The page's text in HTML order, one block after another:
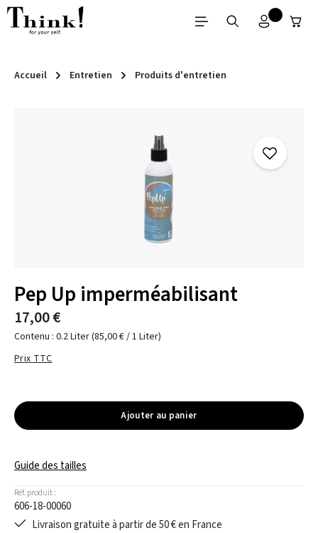
Passer au contenu principal
Accueil Entretien Produits d'entretien
Pep Up imperméabilisant
17,00 €
Contenu : 0.2 Liter(85,00 € / 1 Liter)
Prix TTC
Ajouter au panier
Guide des tailles
Réf. produit :
606-18-00060
Livraison gratuite à partir de 50 € en France